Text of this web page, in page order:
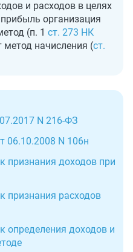
и расходов в целях
организация
(п. 1 ст. 273 НК
начисления (ст.
N 216-ФЗ
06.10.2008 N 106н
признания доходов при
признания расходов
определения доходов и